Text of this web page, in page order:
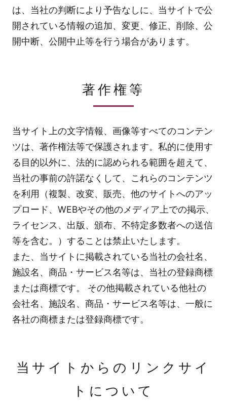
は、当社の判断により予告なしに、当サイトで公
開されている情報の追加、変更、修正、削除、公
開中断、公開中止等を行う場合があります。
著作権等
当サイト上の文字情報、画像等すべてのコンテン
ツは、著作権法等で保護されます。私的に使用す
る目的以外に、法的に認められる範囲を超えて、
当社の事前の許諾なくして、これらのコンテンツ
を利用（複製、改変、販売、他のサイトへのアッ
プロード、WEBやその他のメディア上での掲示、
ライセンス、出版、頒布、不特定多数者への送信
等を含む。）することは禁止いたします。
また、当サイトに掲載されている当社の会社名、
施設名、商品・サービス名等は、当社の登録商標
または商標です。 その他掲載されている他社の
会社名、施設名、商品・サービス名等は、一般に
各社の商標または登録商標です。
当サイトからのリンクサイ
トについて